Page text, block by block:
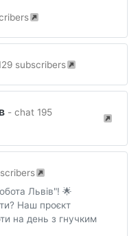
subscribers
- chat 195
Львів"! 🌟
Наш проєкт
на день з гнучким